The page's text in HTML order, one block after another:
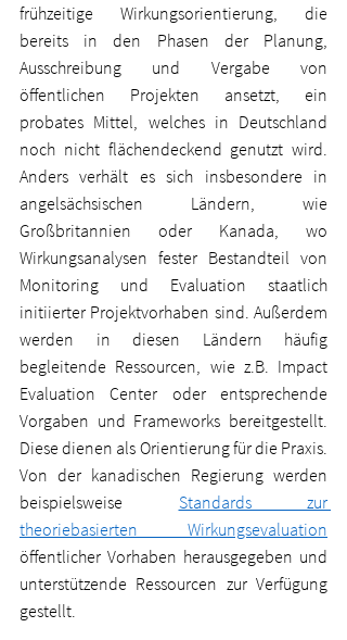
frühzeitige Wirkungsorientierung, die
bereits in den Phasen der Planung,
Ausschreibung und Vergabe von
öffentlichen Projekten ansetzt, ein
probates Mittel, welches in Deutschland
noch nicht flächendeckend genutzt wird.
Anders verhält es sich insbesondere in
angelsächsischen Ländern, wie
Großbritannien oder Kanada, wo
Wirkungsanalysen fester Bestandteil von
Monitoring und Evaluation staatlich
initiierter Projektvorhaben sind. Außerdem
werden in diesen Ländern häufig
begleitende Ressourcen, wie z.B. Impact
Evaluation Center oder entsprechende
Vorgaben und Frameworks bereitgestellt.
Diese dienen als Orientierung für die Praxis.
Von der kanadischen Regierung werden
beispielsweise Standards zur
theoriebasierten Wirkungsevaluation
öffentlicher Vorhaben herausgegeben und
unterstützende Ressourcen zur Verfügung
gestellt.